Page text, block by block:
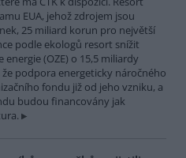
EUA, jehož zdrojem jsou
25 miliard korun pro největší
podle ekologů resort snížit
(OZE) o 15,5 miliardy
že podpora energeticky náročného
fondu již od jeho vzniku, a
budou financovány jak